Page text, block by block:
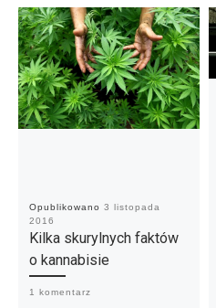
Opublikowano 3 listopada
2016
Kilka skurylnych faktów
o kannabisie
1 komentarz